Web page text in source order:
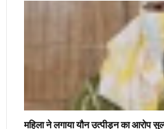
महिला ने लगाया यौन उत्पीड़न का आरोप